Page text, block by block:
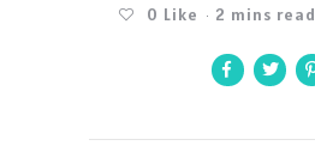
0 Like 2 mins read